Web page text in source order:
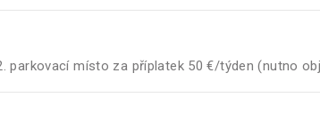
parkovací místo za příplatek 50 €/týden (nutno